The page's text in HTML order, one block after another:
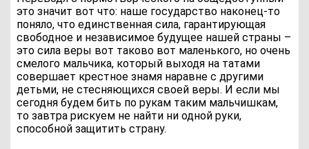
это значит вот что: наше государство наконец-то
поняло, что единственная сила, гарантирующая
свободное и независимое будущее нашей страны –
это сила веры вот таково вот маленького, но очень
смелого мальчика, который выходя на татами
совершает крестное знамя наравне с другими
детьми, не стесняющихся своей веры. И если мы
сегодня будем бить по рукам таким мальчишкам,
то завтра рискуем не найти ни одной руки,
способной защитить страну.